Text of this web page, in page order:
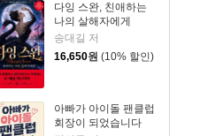
다잉 스완, 친애하는
나의 살해자에게
송대길 저
16,650원 (10% 할인)
아빠가 아이돌 팬클럽
회장이 되었습니다